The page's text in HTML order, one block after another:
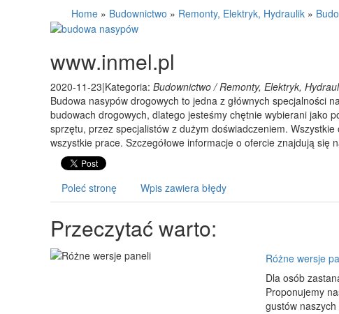
Home » Budownictwo » Remonty, Elektryk, Hydraulik »
www.inmel.pl
2020-11-23|Kategoria: Budownictwo / Remonty, Elektryk,
Budowa nasypów drogowych to jedna z głównych specjalności
budowach drogowych, dlatego jesteśmy chętnie wybierani jako
sprzętu, przez specjalistów z dużym doświadczeniem.
wszystkie prace. Szczegółowe informacje o ofercie znajdują się
Poleć stronę Wpis zawiera błędy
Przeczytać warto:
Różne wersje
Dla osób
Proponujemy
gustów